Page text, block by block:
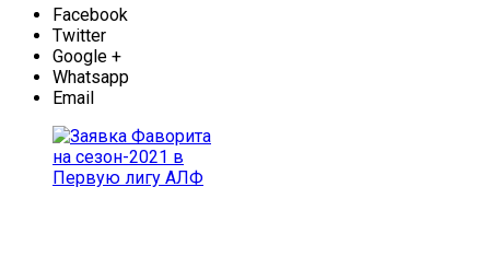
Facebook
Twitter
Google +
Whatsapp
Email